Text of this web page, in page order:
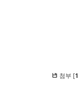
첨부 [1